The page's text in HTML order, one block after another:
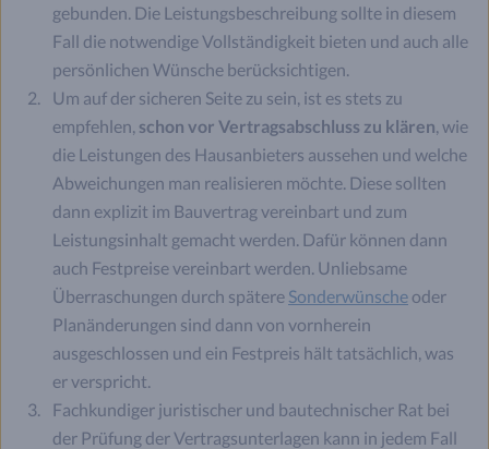
gebunden. Die Leistungsbeschreibung sollte in diesem
Fall die notwendige Vollständigkeit bieten und auch alle
persönlichen Wünsche berücksichtigen.
Um auf der sicheren Seite zu sein, ist es stets zu
empfehlen, schon vor Vertragsabschluss zu klären , wie
die Leistungen des Hausanbieters aussehen und welche
Abweichungen man realisieren möchte. Diese sollten
dann explizit im Bauvertrag vereinbart und zum
Leistungsinhalt gemacht werden. Dafür können dann
auch Festpreise vereinbart werden. Unliebsame
Überraschungen durch spätere Sonderwünsche oder
Planänderungen sind dann von vornherein
ausgeschlossen und ein Festpreis hält tatsächlich, was
er verspricht.
Fachkundiger juristischer und bautechnischer Rat bei
der Prüfung der Vertragsunterlagen kann in jedem Fall